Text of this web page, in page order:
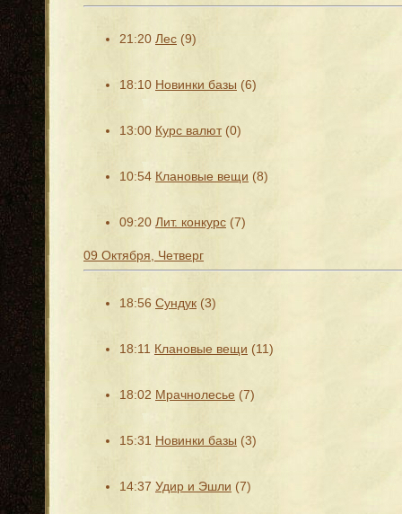
21:20 Лес (9)
18:10 Новинки базы (6)
13:00 Курс валют (0)
10:54 Клановые вещи (8)
09:20 Лит. конкурс (7)
09 Октября, Четверг
18:56 Сундук (3)
18:11 Клановые вещи (11)
18:02 Мрачнолесье (7)
15:31 Новинки базы (3)
14:37 Удир и Эшли (7)